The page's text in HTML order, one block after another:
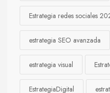
Estrategia redes sociales
estrategia SEO avanzada
estrategia visual
EstrategiaDigital